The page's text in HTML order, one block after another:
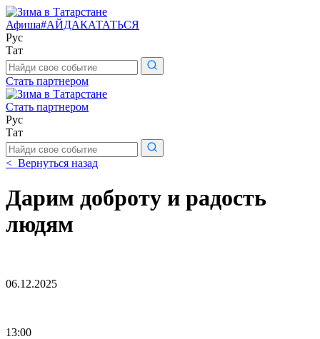
Афиша#АЙДАКАТАТЬСЯ
Рус
Тат
Поиск
по
сайту
Стать партнером
Стать партнером
Рус
Тат
Поиск
по
сайту
< Вернуться назад
Дарим доброту и радость
людям
06.12.2025
13:00